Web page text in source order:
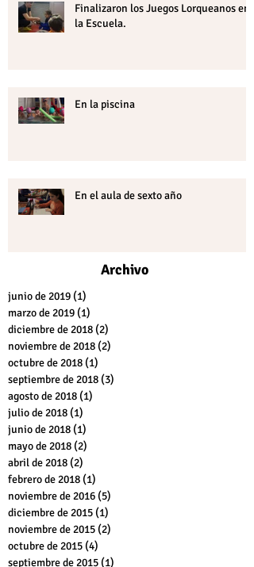
Finalizaron los Juegos Lorqueanos en
la Escuela.
En la piscina
En el aula de sexto año
Archivo
junio de 2019(1)
marzo de 2019(1)
diciembre de 2018(2)
noviembre de 2018(2)
octubre de 2018(1)
septiembre de 2018(3)
agosto de 2018(1)
julio de 2018(1)
junio de 2018(1)
mayo de 2018(2)
abril de 2018(2)
febrero de 2018(1)
noviembre de 2016(5)
diciembre de 2015(1)
noviembre de 2015(2)
octubre de 2015(4)
septiembre de 2015(1)